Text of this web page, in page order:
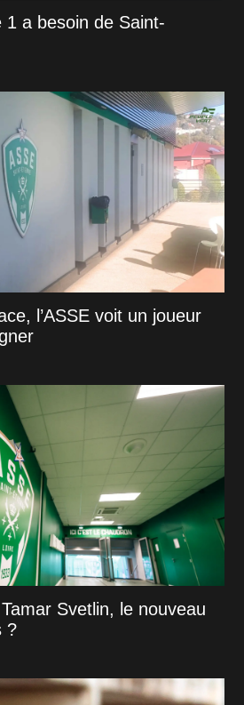
1 a besoin de Saint-
l’ASSE voit un joueur
Svetlin, le nouveau
?